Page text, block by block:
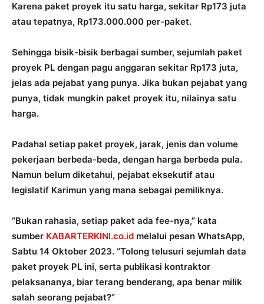
Karena paket proyek itu satu harga, sekitar Rp173 juta
atau tepatnya, Rp173.000.000 per-paket.
Sehingga bisik-bisik berbagai sumber, sejumlah paket
proyek PL dengan pagu anggaran sekitar Rp173 juta,
jelas ada pejabat yang punya. Jika bukan pejabat yang
punya, tidak mungkin paket proyek itu, nilainya satu
harga.
Padahal setiap paket proyek, jarak, jenis dan volume
pekerjaan berbeda-beda, dengan harga berbeda pula.
Namun belum diketahui, pejabat eksekutif atau
legislatif Karimun yang mana sebagai pemiliknya.
“Bukan rahasia, setiap paket ada fee-nya,” kata
sumber KABARTERKINI.co.id melalui pesan WhatsApp,
Sabtu 14 Oktober 2023. “Tolong telusuri sejumlah data
paket proyek PL ini, serta publikasi kontraktor
pelaksananya, biar terang benderang, apa benar milik
salah seorang pejabat?”